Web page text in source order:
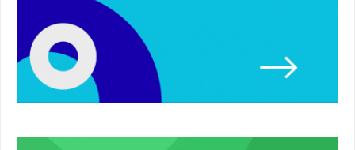
Un autobús ha golpeado a otro en el recinto
ferial. #accidente #alcaladeguadaira #ferias
Primer premio de casetas 2026.
#alcaladeguadaira #ferias